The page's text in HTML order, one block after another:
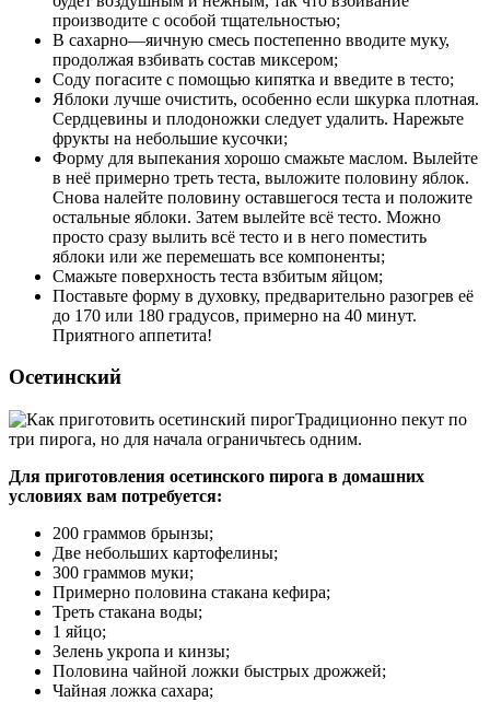
производите с особой тщательностью;
В сахарно—яичную смесь постепенно вводите муку,
продолжая взбивать состав миксером;
Соду погасите с помощью кипятка и введите в тесто;
Яблоки лучше очистить, особенно если шкурка плотная.
Сердцевины и плодоножки следует удалить. Нарежьте
фрукты на небольшие кусочки;
Форму для выпекания хорошо смажьте маслом. Вылейте
в неё примерно треть теста, выложите половину яблок.
Снова налейте половину оставшегося теста и положите
остальные яблоки. Затем вылейте всё тесто. Можно
просто сразу вылить всё тесто и в него поместить
яблоки или же перемешать все компоненты;
Смажьте поверхность теста взбитым яйцом;
Поставьте форму в духовку, предварительно разогрев её
до 170 или 180 градусов, примерно на 40 минут.
Приятного аппетита!
Осетинский
Традиционно пекут по
три пирога, но для начала ограничьтесь одним.
Для приготовления осетинского пирога в домашних
условиях вам потребуется:
200 граммов брынзы;
Две небольших картофелины;
300 граммов муки;
Примерно половина стакана кефира;
Треть стакана воды;
1 яйцо;
Зелень укропа и кинзы;
Половина чайной ложки быстрых дрожжей;
Чайная ложка сахара;